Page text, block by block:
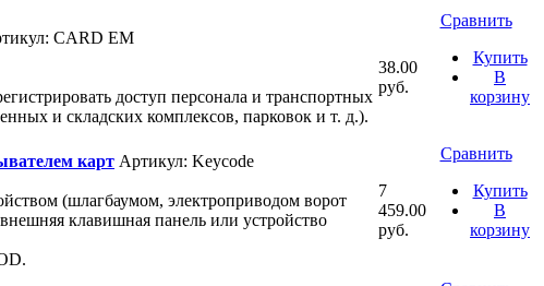
CARD EM
доступ персонала и транспортных
и складских комплексов, парковок и т. д.).
38.00
руб.
Сравнить
Купить
В
корзину
карт Артикул: Keycode
(шлагбаумом, электроприводом ворот
клавишная панель или устройство
7
459.00
руб.
Сравнить
Купить
В
корзину